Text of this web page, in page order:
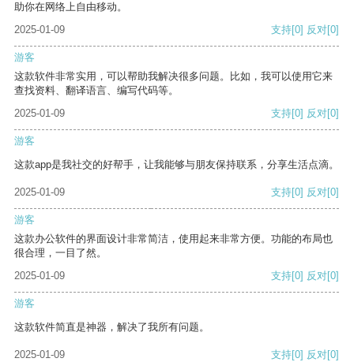
助你在网络上自由移动。
2025-01-09
支持[0] 反对[0]
游客
这款软件非常实用，可以帮助我解决很多问题。比如，我可以使用它来
查找资料、翻译语言、编写代码等。
2025-01-09
支持[0] 反对[0]
游客
这款app是我社交的好帮手，让我能够与朋友保持联系，分享生活点滴。
2025-01-09 支持[0] 反对[0]
游客
这款办公软件的界面设计非常简洁，使用起来非常方便。功能的布局也
很合理，一目了然。
2025-01-09
支持[0] 反对[0]
游客
这款软件简直是神器，解决了我所有问题。
2025-01-09 支持[0] 反对[0]